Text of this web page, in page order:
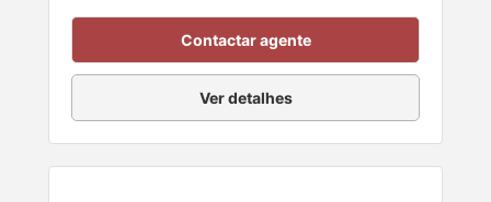
Contactar agente
Ver detalhes